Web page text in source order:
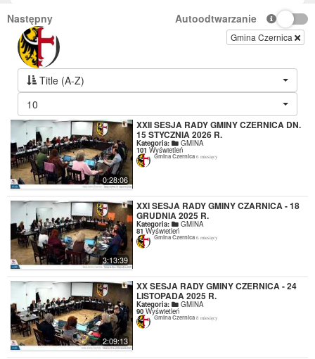
Następny Autoodtwarzanie
Gmina Czernica
Title (A-Z)
10
0:28:06
XXII SESJA RADY GMINY CZERNICA DN.
15 STYCZNIA 2026 R.
Kategoria: GMINA
101 Wyświetleń
Gmina Czernica6 miesięcy
3:13:39
XXI SESJA RADY GMINY CZARNICA - 18
GRUDNIA 2025 R.
Kategoria: GMINA
81 Wyświetleń
Gmina Czernica6 miesięcy
2:09:13
XX SESJA RADY GMINY CZERNICA - 24
LISTOPADA 2025 R.
Kategoria: GMINA
90 Wyświetleń
Gmina Czernica8 miesięcy